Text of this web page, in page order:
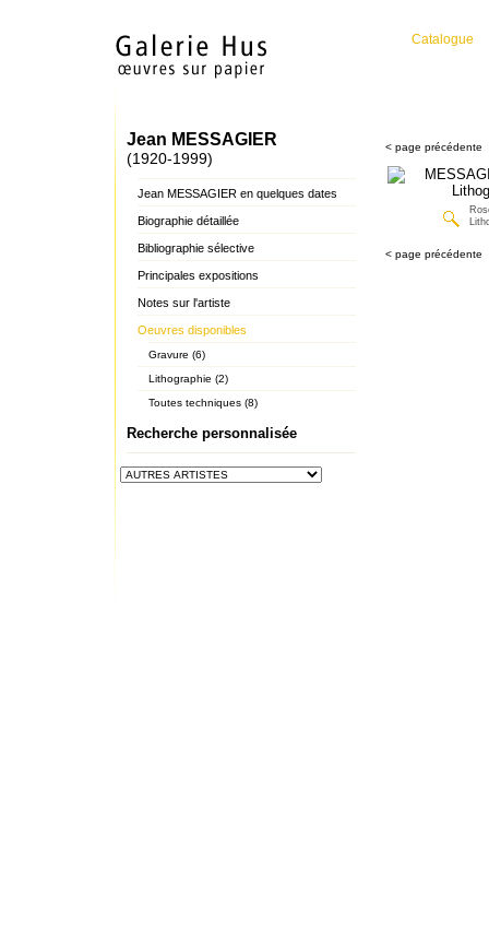
Catalogue
Jean MESSAGIER
(1920-1999)
Jean MESSAGIER en quelques dates
Biographie détaillée
Bibliographie sélective
Principales expositions
Notes sur l'artiste
Oeuvres disponibles
Gravure (6)
Lithographie (2)
Toutes techniques (8)
Recherche personnalisée
< page précédente
< page précédente